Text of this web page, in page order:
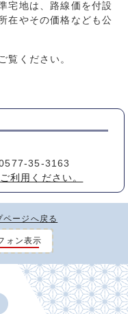
宅地は、路線価を付設
在やその価格なども公
覧ください。
35-3163
利用ください。
ページへ戻る
ォン表示